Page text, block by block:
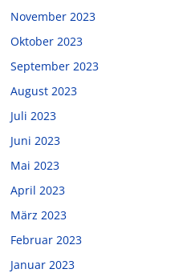
November 2023
Oktober 2023
September 2023
August 2023
Juli 2023
Juni 2023
Mai 2023
April 2023
März 2023
Februar 2023
Januar 2023